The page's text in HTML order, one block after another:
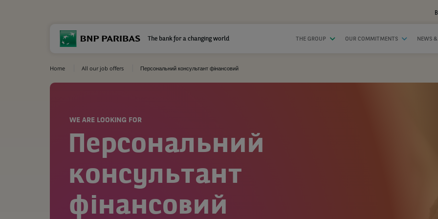
The bank for a changing world THE GROUP OUR COMMITMENTS NEWS
Home All our job offers Персональний консультант фінансовий
WE ARE LOOKING FOR
Персональний
консультант
фінансовий